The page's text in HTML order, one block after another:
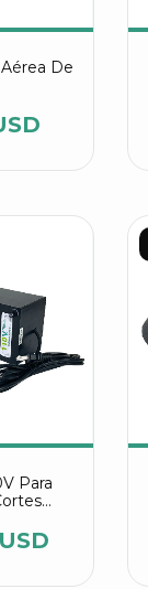
De
Para